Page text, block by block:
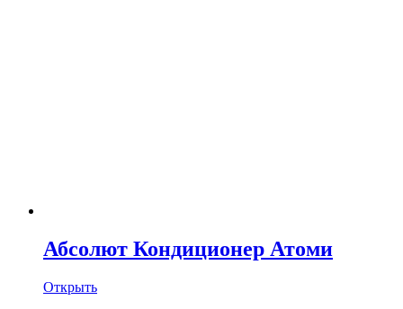
Абсолют Кондиционер Атоми
Открыть